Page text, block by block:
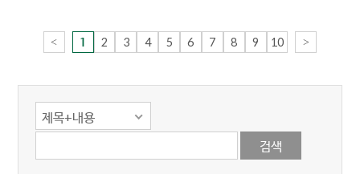
< 1 2 3 4 5 6 7 8 9 10 >
제목+내용